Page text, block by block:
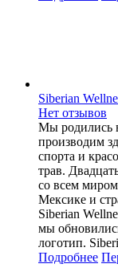
Siberian
Нет отзывов
Мы родились
производим
спорта и
трав.
со всем
Мексике и
Siberian
мы
логотип.
Подробнее